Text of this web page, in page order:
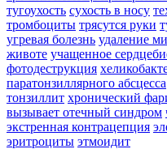
тугоухость сухость в носу
тромбоциты трясутся руки
угревая болезнь удаление
животе учащенное
фотодеструкция
паратонзиллярного абсцесса
тонзиллит хронический
вызывает отечный синдром
экстренная контрацепция
эритроциты этмоидит